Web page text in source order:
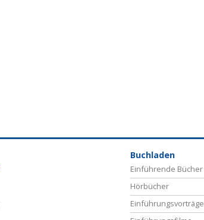
Buchladen
Einführende Bücher
Hörbücher
Einführungsvorträge